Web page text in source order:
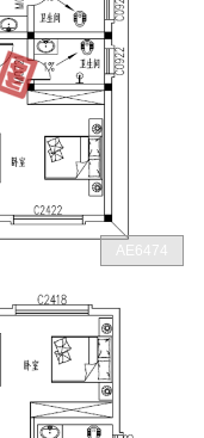
AE6474